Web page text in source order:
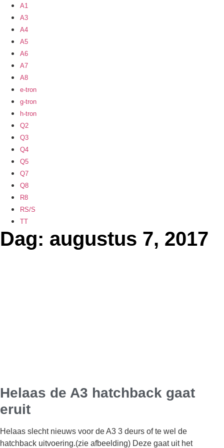
A1
A3
A4
A5
A6
A7
A8
e-tron
g-tron
h-tron
Q2
Q3
Q4
Q5
Q7
Q8
R8
RS/S
TT
Dag: augustus 7, 2017
Helaas de A3 hatchback gaat
eruit
Helaas slecht nieuws voor de A3 3 deurs of te wel de
hatchback uitvoering.(zie afbeelding) Deze gaat uit het